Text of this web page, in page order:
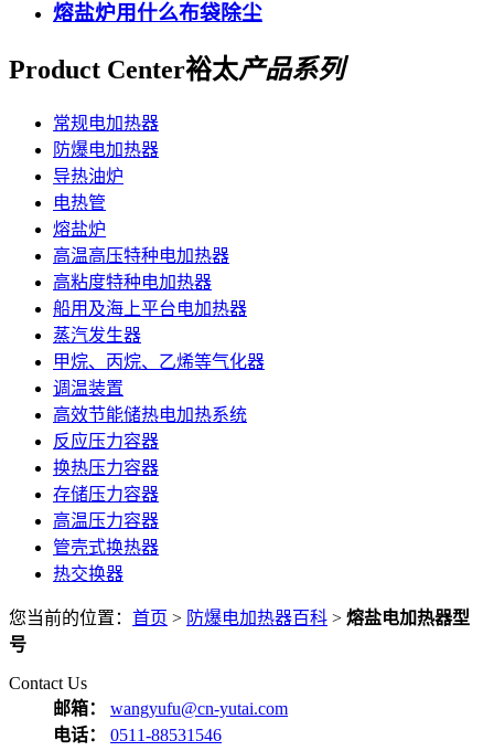
熔盐炉用什么布袋除尘
Product Center裕太产品系列
常规电加热器
防爆电加热器
导热油炉
电热管
熔盐炉
高温高压特种电加热器
高粘度特种电加热器
船用及海上平台电加热器
蒸汽发生器
甲烷、丙烷、乙烯等气化器
调温装置
高效节能储热电加热系统
反应压力容器
换热压力容器
存储压力容器
高温压力容器
管壳式换热器
热交换器
您当前的位置： 首页 > 防爆电加热器百科 > 熔盐电加热器型
号
Contact Us
邮箱：
wangyufu@cn-yutai.com
电话：
0511-88531546